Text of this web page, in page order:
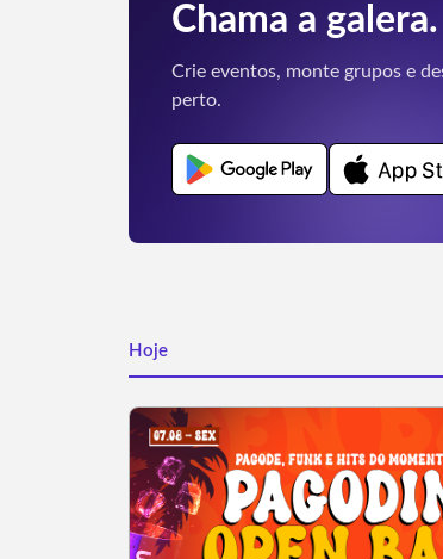
Chama a galera.
Crie eventos, monte grupos e
perto.
Hoje